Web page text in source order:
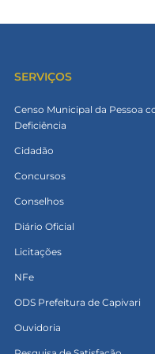
SERVIÇOS
Censo Municipal da Pessoa
Deficiência
Cidadão
Concursos
Conselhos
Diário Oficial
Licitações
NFe
ODS Prefeitura de Capivari
Ouvidoria